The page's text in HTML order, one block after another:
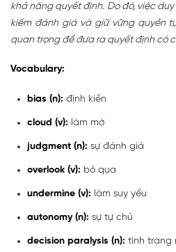
khả năng quyết định. Do đó, việc
kiếm đánh giá và giữ vững quyền
quan trọng để đưa ra quyết định có
Vocabulary:
bias (n): định kiến
cloud (v): làm mờ
judgment (n): sự đánh giá
overlook (v): bỏ qua
undermine (v): làm suy yếu
autonomy (n): sự tự chủ
decision paralysis (n): tình trạng